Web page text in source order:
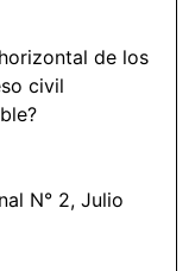
de los
civil
N° 2, Julio